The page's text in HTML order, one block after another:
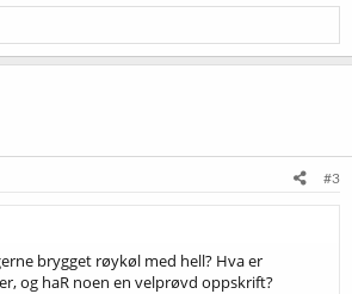
#3
brygget røykøl med hell? Hva er
og haR noen en velprøvd oppskrift?